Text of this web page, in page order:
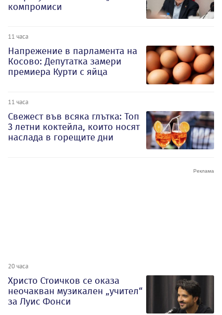
компромиси
11 часа
Напрежение в парламента на
Косово: Депутатка замери
премиера Курти с яйца
11 часа
Свежест във всяка глътка: Топ
3 летни коктейла, които носят
наслада в горещите дни
20 часа
Христо Стоичков се оказа
неочакван музикален „учител“
за Луис Фонси